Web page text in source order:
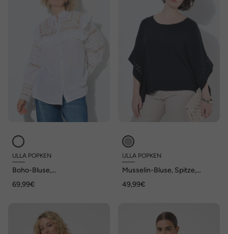
ULLA POPKEN
Boho-Bluse,
Langarm
69,99€
ULLA POPKEN
Musselin-Bluse, Spitze,
Halbarm
49,99€